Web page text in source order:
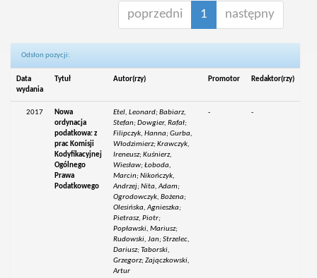
poprzedni 1 następny
Odsłon pozycji:
Data
wydania
Tytuł Autor(rzy) Promotor Redaktor(rzy)
2017
Nowa
ordynacja
podatkowa: z
prac Komisji
Kodyfikacyjnej
Ogólnego
Prawa
Podatkowego
Etel, Leonard; Babiarz,
Stefan; Dowgier, Rafał;
Filipczyk, Hanna; Gurba,
Włodzimierz; Krawczyk,
Ireneusz; Kuśnierz,
Wiesław; Łoboda,
Marcin; Nikończyk,
Andrzej; Nita, Adam;
Ogrodowczyk, Bożena;
Olesińska, Agnieszka;
Pietrasz, Piotr;
Popławski, Mariusz;
Rudowski, Jan; Strzelec,
Dariusz; Taborski,
Grzegorz; Zajączkowski,
Artur
- -